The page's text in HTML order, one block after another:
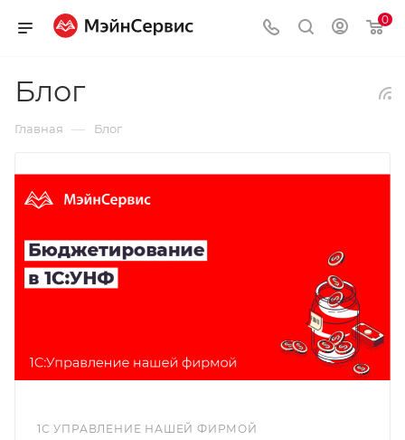
0
Блог
Главная — Блог
1С УПРАВЛЕНИЕ НАШЕЙ ФИРМОЙ